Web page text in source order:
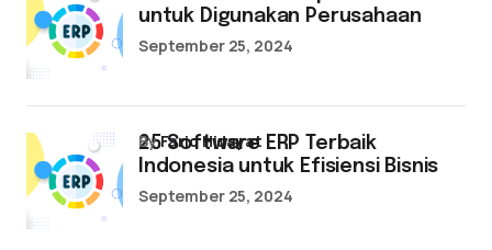
untuk Digunakan Perusahaan
September 25, 2024
25 Software ERP Terbaik
Indonesia untuk Efisiensi Bisnis
byFarid Hidayat
September 25, 2024